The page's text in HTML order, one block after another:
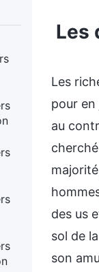
Les
Les
pour en
au
des us
sol de
son